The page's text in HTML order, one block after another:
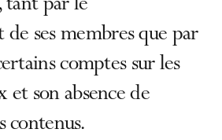
tant par le
ses membres que par
comptes sur les
et son absence de
contenus.